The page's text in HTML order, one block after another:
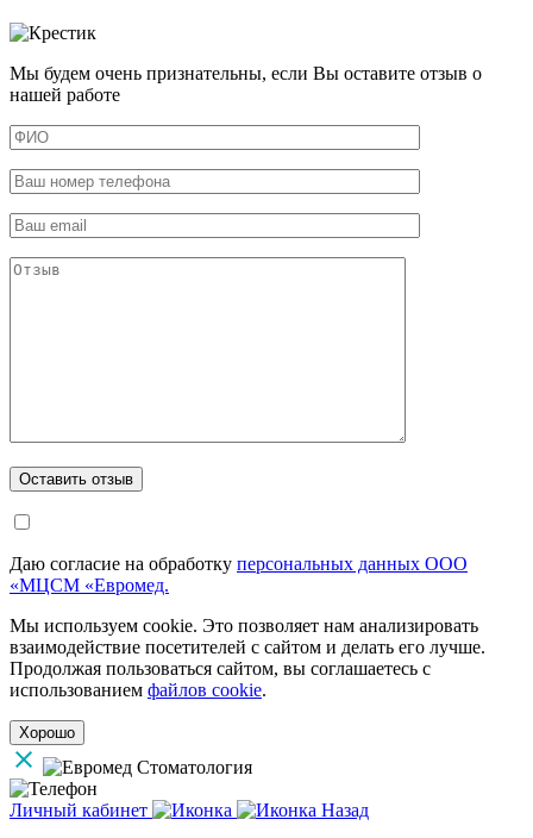
Мы будем очень признательны, если Вы оставите отзыв о
нашей работе
Даю согласие на обработку персональных данных ООО
«МЦСМ «Евромед.
Мы используем cookie. Это позволяет нам анализировать
взаимодействие посетителей с сайтом и делать его лучше.
Продолжая пользоваться сайтом, вы соглашаетесь с
использованием файлов cookie.
Хорошо
Личный кабинет
Назад